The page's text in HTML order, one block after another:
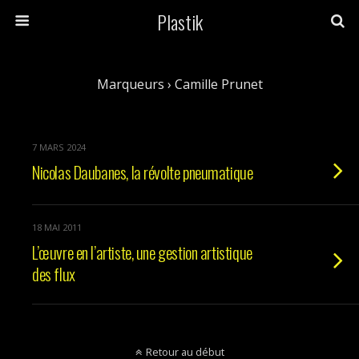
Plastik
Marqueurs › Camille Prunet
7 MARS 2024
Nicolas Daubanes, la révolte pneumatique
18 MAI 2011
L’œuvre en l’artiste, une gestion artistique
des flux
Retour au début